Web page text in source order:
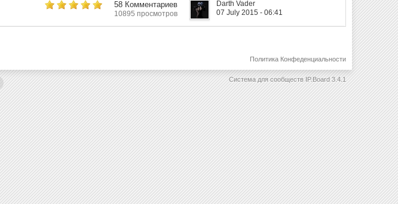
58 Комментариев
10895 просмотров
Darth Vader
07 July 2015 - 06:41
Политика Конфеденциальности
Система для сообществ IP.Board 3.4.1